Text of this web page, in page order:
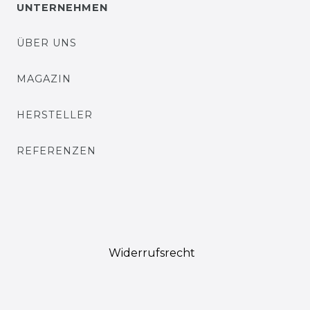
UNTERNEHMEN
ÜBER UNS
MAGAZIN
HERSTELLER
REFERENZEN
Widerrufs­recht